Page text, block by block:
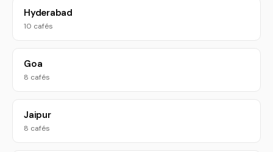
Hyderabad
10 cafés
Goa
8 cafés
Jaipur
8 cafés